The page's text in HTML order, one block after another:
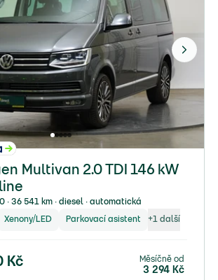
Multivan 2.0 TDI 146 kW
∙ 36 541 km ∙ diesel ∙ automatická
Xenony/LED Parkovací asistent +1 další
Kč Měsíčně od
3 294 Kč